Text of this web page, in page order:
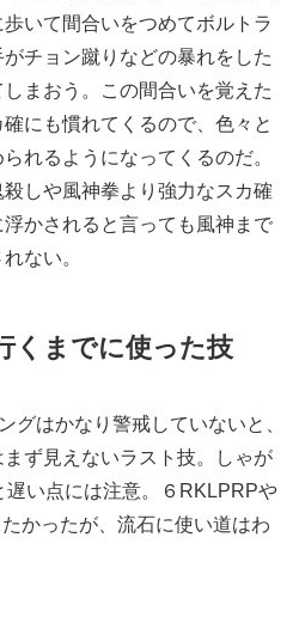
いて間合いをつめてボルトラ
チョン蹴りなどの暴れをした
まおう。この間合いを覚えた
にも慣れてくるので、色々と
れるようになってくるのだ。
しや風神拳より強力なスカ確
かされると言っても風神まで
ない。
くまでに使った技
グはかなり警戒していないと、
ず見えないラスト技。しゃが
遅い点には注意。６RKLPRPや
かったが、流石に使い道はわ